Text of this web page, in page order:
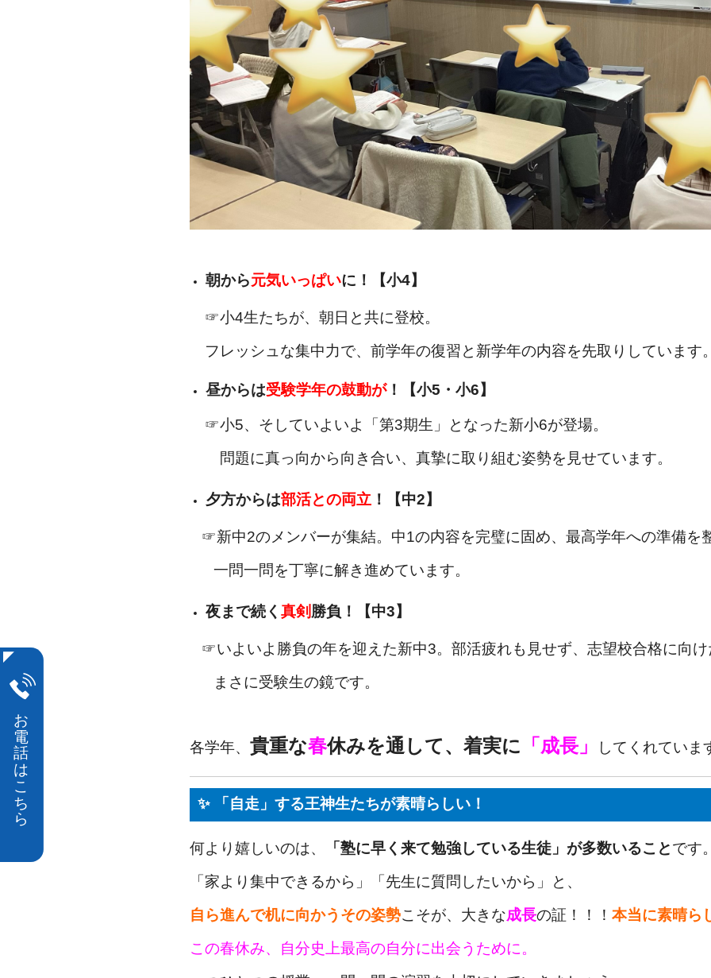
朝から元気いっぱいに！【小4】
☞小4生たちが、朝日と共に登校。
フレッシュな集中力で、前学年の復習と新学年の内容を先取りしています
昼からは受験学年の鼓動が！【小5・小6】
☞小5、そしていよいよ「第3期生」となった新小6が登場。
問題に真っ向から向き合い、真摯に取り組む姿勢を見せています。
夕方からは部活との両立 ！【中2】
☞新中2のメンバーが集結。中1の内容を完璧に固め、最高学年への準備を
一問一問を丁寧に解き進めています。
夜まで続く 真剣 勝負！【中3】
☞いよいよ勝負の年を迎えた新中3。部活疲れも見せず、志望校合格に向
まさに受験生の鏡です。
各学年、 貴重な春休みを通して、着実に 「成長」 してくれていま
✨ 「自走」する王神生たちが素晴らしい！
何より嬉しいのは、 「塾に早く来て勉強している生徒」が多数いることです
「家より集中できるから」「先生に質問したいから」と、
自ら進んで机に向かうその姿勢こそが、 大きな成長の証！！！ 本当に素晴ら
この春休み、自分史上最高の自分に出会うために。